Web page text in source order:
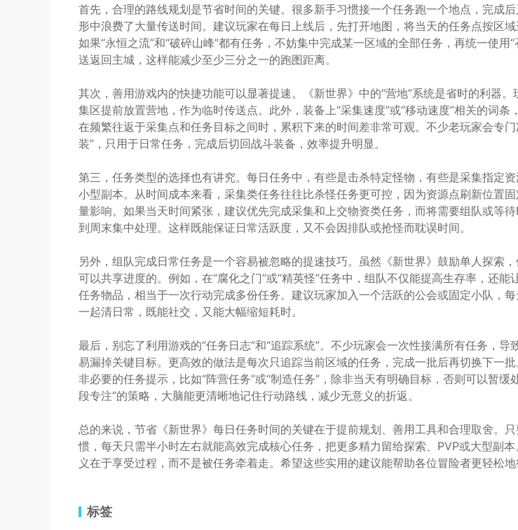
首先，合理的路线规划是节省时间的关键。很多新手习惯接一个任务跑一个地点，完成
形中浪费了大量传送时间。建议玩家在每日上线后，先打开地图，将当天的任务点按区域
如果“永恒之流”和“破碎山峰”都有任务，不妨集中完成某一区域的全部任务，再统一使用
送返回主城，这样能减少至少三分之一的跑图距离。
其次，善用游戏内的快捷功能可以显著提速。《新世界》中的“营地”系统是省时的利器
集区提前放置营地，作为临时传送点。此外，装备上“采集速度”或“移动速度”相关的词条
在频繁往返于采集点和任务目标之间时，累积下来的时间差非常可观。不少老玩家会专门
装”，只用于日常任务，完成后切回战斗装备，效率提升明显。
第三，任务类型的选择也有讲究。每日任务中，有些是击杀特定怪物，有些是采集指定
小型副本。从时间成本来看，采集类任务往往比杀怪任务更可控，因为资源点刷新位置
量影响。如果当天时间紧张，建议优先完成采集和上交物资类任务，而将需要组队或等
到周末集中处理。这样既能保证日常活跃度，又不会因排队或抢怪而耽误时间。
另外，组队完成日常任务是一个容易被忽略的提速技巧。虽然《新世界》鼓励单人探索
可以共享进度的。例如，在“腐化之门”或“精英怪”任务中，组队不仅能提高生存率，还能
任务物品，相当于一次行动完成多份任务。建议玩家加入一个活跃的公会或固定小队，
一起清日常，既能社交，又能大幅缩短耗时。
最后，别忘了利用游戏的“任务日志”和“追踪系统”。不少玩家会一次性接满所有任务，导
易漏掉关键目标。更高效的做法是每次只追踪当前区域的任务，完成一批后再切换下一
非必要的任务提示，比如“阵营任务”或“制造任务”，除非当天有明确目标，否则可以暂缓
段专注”的策略，大脑能更清晰地记住行动路线，减少无意义的折返。
总的来说，节省《新世界》每日任务时间的关键在于提前规划、善用工具和合理取舍。
惯，每天只需半小时左右就能高效完成核心任务，把更多精力留给探索、PVP或大型副
义在于享受过程，而不是被任务牵着走。希望这些实用的建议能帮助各位冒险者更轻松地
标签